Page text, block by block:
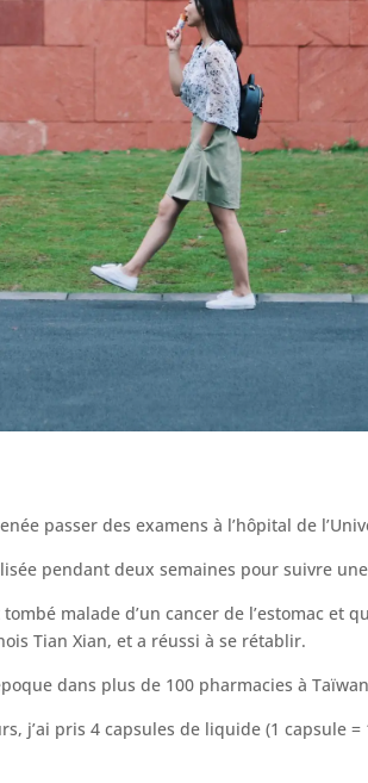
passer des examens à l’hôpital de
pendant deux semaines pour suivre
malade d’un cancer de l’estomac et
Tian Xian, et a réussi à se rétablir.
dans plus de 100 pharmacies à
j’ai pris 4 capsules de liquide (1 capsule